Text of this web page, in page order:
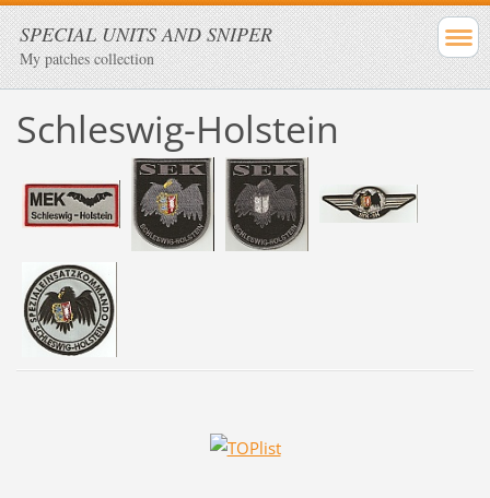
SPECIAL UNITS AND SNIPER
My patches collection
Schleswig-Holstein